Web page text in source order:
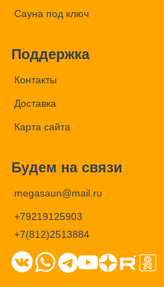
Сауна под ключ
Поддержка
Контакты
Доставка
Карта сайта
Будем на связи
megasaun@mail.ru
+79219125903
+7(812)2513884